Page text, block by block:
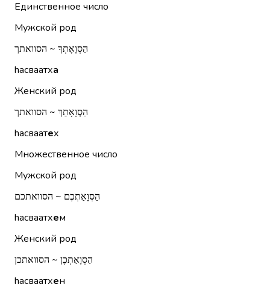
Единственное число
Мужской род
הַסְוָאָתְךָ ~ הסוואתך
hасваатха
Женский род
הַסְוָאָתֵךְ ~ הסוואתך
hасваатех
Множественное число
Мужской род
הַסְוָאַתְכֶם ~ הסוואתכם
hасваатхем
Женский род
הַסְוָאַתְכֶן ~ הסוואתכן
hасваатхен